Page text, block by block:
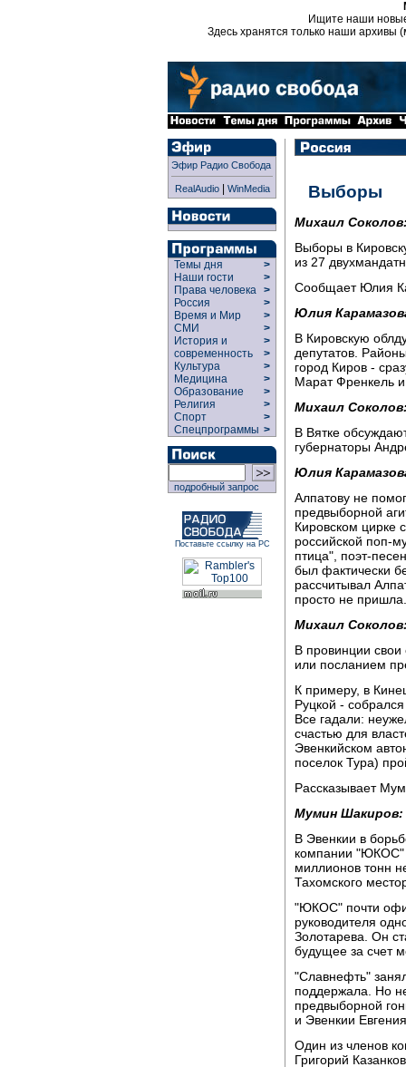
Ищите наши
Здесь хранятся только наши архивы
Эфир Радио Свобода
RealAudio| WinMedia
Темы дня
>
Наши гости
>
Права человека >
Россия
>
Время и Мир
>
СМИ
>
История и
современность
>
>
Культура
>
Медицина
>
Образование
>
Религия
>
Спорт
>
Спецпрограммы >
подробный запрос
Поставьте ссылку на РС
Выборы
Михаил
Выборы в
из 27
Сообщает Юлия
Юлия
В Кировскую
депутатов.
город Киров -
Марат Френкель
Михаил
В Вятке
губернаторы
Юлия
Алпатову не
предвыборной
Кировском цирке
российской поп-
птица", поэт-
был фактически
рассчитывал
просто не пришла.
Михаил
В провинции свои
или посланием
К примеру, в
Руцкой -
Все гадали:
счастью для
Эвенкийском
поселок Тура)
Рассказывает
Мумин Шакиров:
В Эвенкии в
компании "ЮКОС"
миллионов тонн
Тахомского
"ЮКОС" почти
руководителя
Золотарева. Он
будущее за счет
"Славнефть"
поддержала. Но
предвыборной
и Эвенкии
Один из членов
Григорий